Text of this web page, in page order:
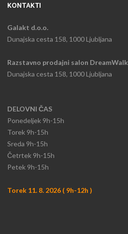
KONTAKTI
Galakt d.o.o.
Dunajska cesta 158, 1000 Ljubljana
Razstavno prodajni salon DreamWalk
Dunajska cesta 158, 1000 Ljubljana
DELOVNI ČAS
Ponedeljek 9h-15h​
Torek 9h-15h​
Sreda 9h-15h
​Četrtek 9h-15h
Petek 9h-15h
Torek 11. 8. 2026 ( 9h-12h )